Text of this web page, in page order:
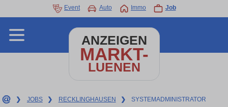
Event Auto Immo Job
ANZEIGEN
MARKT-
LUENEN
❯ JOBS ❯ RECKLINGHAUSEN ❯ SYSTEMADMINISTRATOR